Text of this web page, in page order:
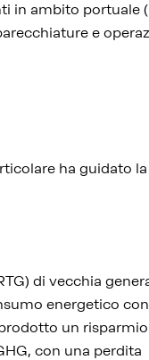
in ambito portuale
e
ha guidato la
di vecchia
energetico
un risparmio
con una perdita